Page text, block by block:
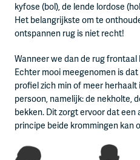
kyfose (bol), de lende lordose
Het belangrijkste om te
ontspannen rug is niet recht!
Wanneer we dan de rug
Echter mooi meegenomen is
profiel zich min of meer
persoon, namelijk: de nekholte,
bekken. Dit zorgt ervoor dat
principe beide krommingen kan